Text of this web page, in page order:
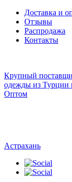
Доставка и
Отзывы
Распродажа
Контакты
Крупный
одежды из Турции
Оптом
Астрахань